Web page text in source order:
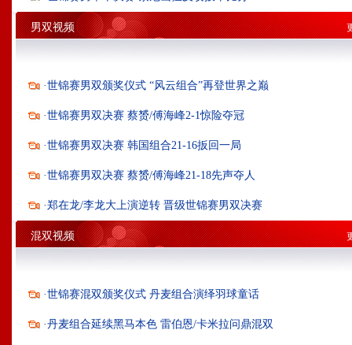
男双视频
·世锦赛男双颁奖仪式 “风云组合”再登世界之巅
·世锦赛男双决赛 蔡赟/傅海峰2-1惊险夺冠
·世锦赛男双决赛 韩国组合21-16扳回一局
·世锦赛男双决赛 蔡赟/傅海峰21-18先声夺人
·郑在龙/李龙大上演逆转 晋级世锦赛男双决赛
混双视频
·世锦赛混双颁奖仪式 丹麦组合演绎羽球童话
·丹麦组合延续黑马本色 雷伯恩/卡米拉问鼎混双